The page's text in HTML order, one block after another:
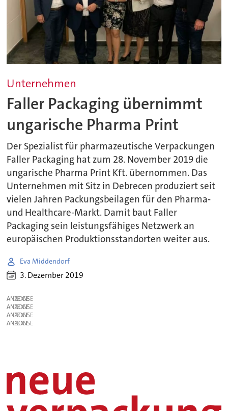
Unternehmen
Faller Packaging übernimmt
ungarische Pharma Print
Der Spezialist für pharmazeutische Verpackungen
Faller Packaging hat zum 28. November 2019 die
ungarische Pharma Print Kft. übernommen. Das
Unternehmen mit Sitz in Debrecen produziert seit
vielen Jahren Packungsbeilagen für den Pharma-
und Healthcare-Markt. Damit baut Faller
Packaging sein leistungsfähiges Netzwerk an
europäischen Produktionsstandorten weiter aus.
Eva Middendorf
3. Dezember 2019
ANZEIGE
ANZEIGE
ANZEIGE
ANZEIGE